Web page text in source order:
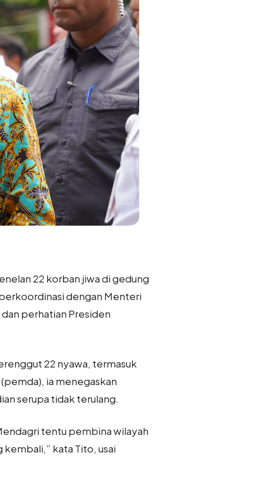
22 korban jiwa di gedung
dengan Menteri
perhatian Presiden
22 nyawa, termasuk
ia menegaskan
serupa tidak terulang.
tentu pembina wilayah
kata Tito, usai